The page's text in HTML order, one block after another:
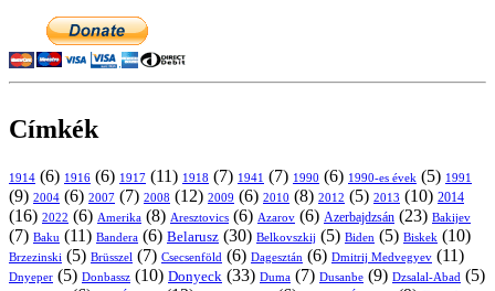
Címkék
1914 (6) 1916 (6) 1917 (11) 1918 (7) 1941 (7) 1990 (6) 1990-es évek (5) 1991
(9) 2004 (6) 2007 (7) 2008 (12) 2009 (6) 2010 (8) 2012 (5) 2013 (10) 2014
(16) 2022 (6) Amerika (8) Aresztovics (6) Azarov (6) Azerbajdzsán (23) Bakijev
(7) Baku (11) Bandera (6) Belarusz (30) Belkovszkij (5) Biden (5) Biskek (10)
Brzezinski (5) Brüsszel (7) Csecsenföld (6) Dagesztán (6) Dmitrij Medvegyev (11)
Dnyeper (5) Donbassz (10) Donyeck (33) Duma (7) Dusanbe (9) Dzsalal-Abad (5)